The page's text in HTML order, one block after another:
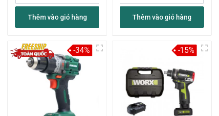
Thêm vào giỏ hàng Thêm vào giỏ hàng
-34% -15%